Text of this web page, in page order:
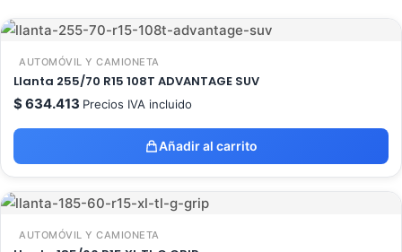
AUTOMÓVIL Y CAMIONETA
Llanta 255/70 R15 108T ADVANTAGE SUV
$634.413 Precios IVA incluido
Añadir al carrito
AUTOMÓVIL Y CAMIONETA